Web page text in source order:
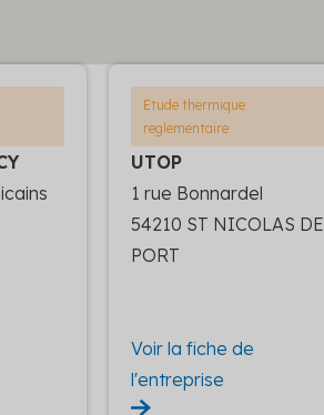
Etude thermique
reglementaire
UTOP
1 rue Bonnardel
54210 ST NICOLAS DE
PORT
Voir la fiche de
l'entreprise